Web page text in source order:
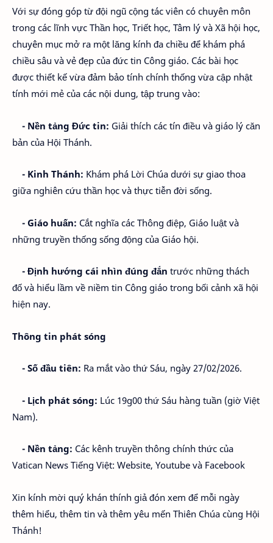
Với sự đóng góp từ đội ngũ cộng tác viên có chuyên môn
trong các lĩnh vực Thần học, Triết học, Tâm lý và Xã hội học,
chuyên mục mở ra một lăng kính đa chiều để khám phá
chiều sâu và vẻ đẹp của đức tin Công giáo. Các bài học
được thiết kế vừa đảm bảo tính chính thống vừa cập nhật
tính mới mẻ của các nội dung, tập trung vào:
- Nền tảng Đức tin: Giải thích các tín điều và giáo lý căn
bản của Hội Thánh.
- Kinh Thánh: Khám phá Lời Chúa dưới sự giao thoa
giữa nghiên cứu thần học và thực tiễn đời sống.
- Giáo huấn: Cắt nghĩa các Thông điệp, Giáo luật và
những truyền thống sống động của Giáo hội.
- Định hướng cái nhìn đúng đắn trước những thách
đố và hiểu lầm về niềm tin Công giáo trong bối cảnh xã hội
hiện nay.
Thông tin phát sóng
- Số đầu tiên: Ra mắt vào thứ Sáu, ngày 27/02/2026.
- Lịch phát sóng: Lúc 19g00 thứ Sáu hàng tuần (giờ Việt
Nam).
- Nền tảng: Các kênh truyền thông chính thức của
Vatican News Tiếng Việt: Website, Youtube và Facebook
Xin kính mời quý khán thính giả đón xem để mỗi ngày
thêm hiểu, thêm tin và thêm yêu mến Thiên Chúa cùng Hội
Thánh!